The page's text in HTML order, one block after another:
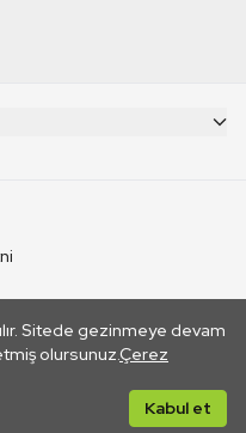
Sitede gezinmeye devam
olursunuz.Çerez
Kabul et
yoluyla gidilen dış